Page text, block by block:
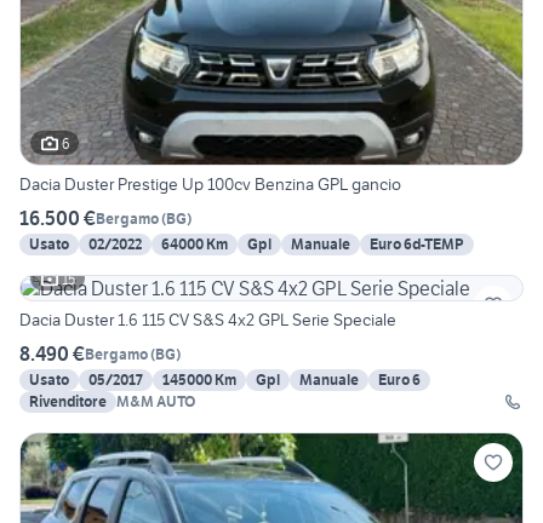
6
Dacia Duster Prestige Up 100cv Benzina GPL gancio
16.500 €Bergamo(BG)
Usato
02/2022 64000 Km Gpl Manuale
Euro 6d-TEMP
15
Dacia Duster 1.6 115 CV S&S 4x2 GPL Serie Speciale
8.490 €Bergamo(BG)
Usato
05/2017 145000 Km Gpl Manuale
Euro 6
Rivenditore M&M AUTO